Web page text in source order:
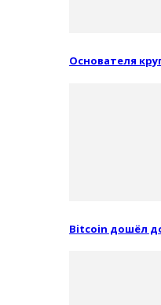
Основателя
Bitcoin дошёл